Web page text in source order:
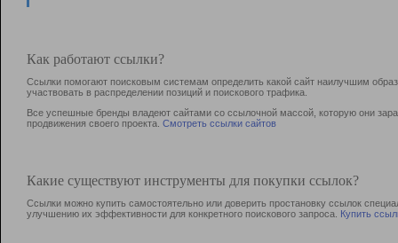
Как работают ссылки?
Ссылки помогают поисковым системам определить какой сайт наилучшим
участвовать в раcпределении позиций и поискового трафика.
Все успешные бренды владеют сайтами со ссылочной массой, которую они
продвижения своего проекта. Смотреть ссылки сайтов
Какие существуют инструменты для покупки ссылок?
Ссылки можно купить самостоятельно или доверить простановку ссылок
улучшению их эффективности для конкретного поискового запроса. Купить